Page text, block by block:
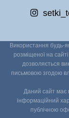
Використання будь-
розміщеної на
дозволяється
письмовою згодою
Даний сайт має
інформаційний
публічною